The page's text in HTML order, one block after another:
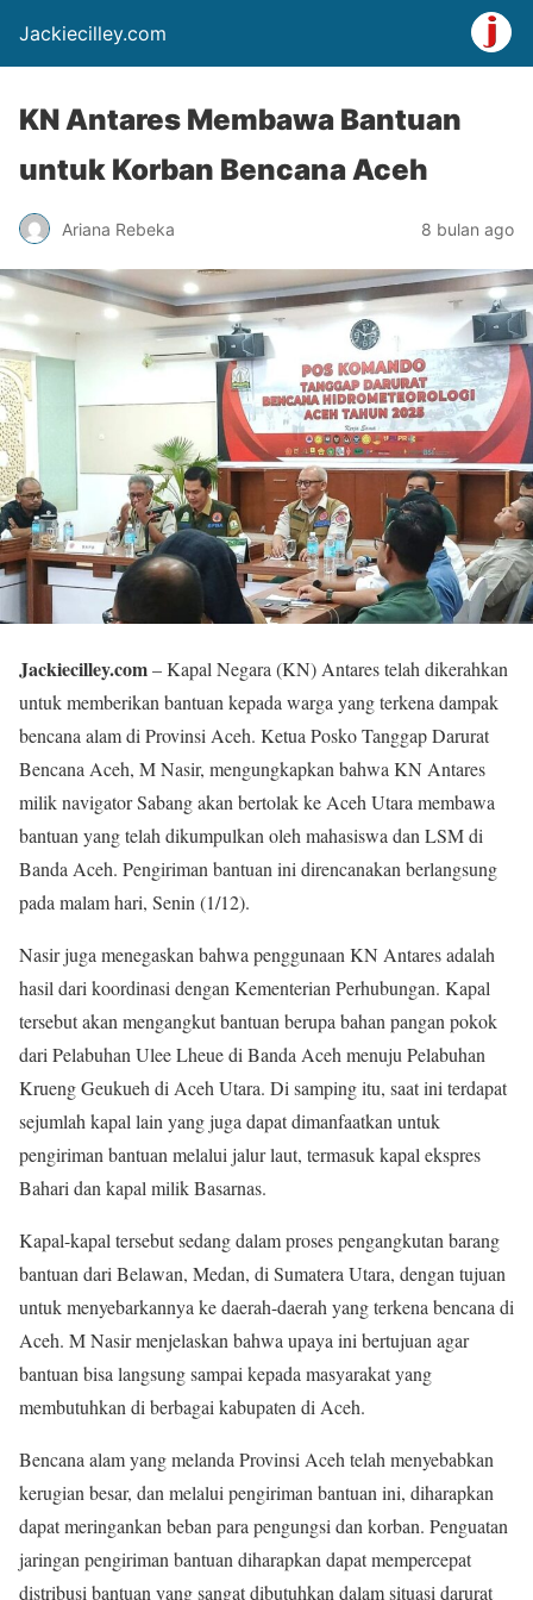
Jackiecilley.com
KN Antares Membawa Bantuan
untuk Korban Bencana Aceh
Ariana Rebeka 8 bulan ago
Jackiecilley.com– Kapal Negara (KN) Antares telah dikerahkan
untuk memberikan bantuan kepada warga yang terkena dampak
bencana alam di Provinsi Aceh. Ketua Posko Tanggap Darurat
Bencana Aceh, M Nasir, mengungkapkan bahwa KN Antares
milik navigator Sabang akan bertolak ke Aceh Utara membawa
bantuan yang telah dikumpulkan oleh mahasiswa dan LSM di
Banda Aceh. Pengiriman bantuan ini direncanakan berlangsung
pada malam hari, Senin (1/12).
Nasir juga menegaskan bahwa penggunaan KN Antares adalah
hasil dari koordinasi dengan Kementerian Perhubungan. Kapal
tersebut akan mengangkut bantuan berupa bahan pangan pokok
dari Pelabuhan Ulee Lheue di Banda Aceh menuju Pelabuhan
Krueng Geukueh di Aceh Utara. Di samping itu, saat ini terdapat
sejumlah kapal lain yang juga dapat dimanfaatkan untuk
pengiriman bantuan melalui jalur laut, termasuk kapal ekspres
Bahari dan kapal milik Basarnas.
Kapal-kapal tersebut sedang dalam proses pengangkutan barang
bantuan dari Belawan, Medan, di Sumatera Utara, dengan tujuan
untuk menyebarkannya ke daerah-daerah yang terkena bencana di
Aceh. M Nasir menjelaskan bahwa upaya ini bertujuan agar
bantuan bisa langsung sampai kepada masyarakat yang
membutuhkan di berbagai kabupaten di Aceh.
Bencana alam yang melanda Provinsi Aceh telah menyebabkan
kerugian besar, dan melalui pengiriman bantuan ini, diharapkan
dapat meringankan beban para pengungsi dan korban. Penguatan
jaringan pengiriman bantuan diharapkan dapat mempercepat
distribusi bantuan yang sangat dibutuhkan dalam situasi darurat